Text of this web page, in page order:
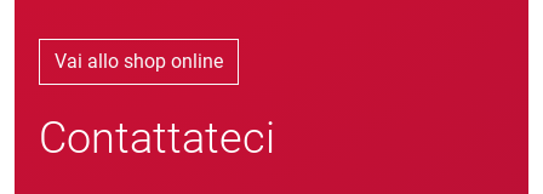
Vai allo shop online
Contattateci